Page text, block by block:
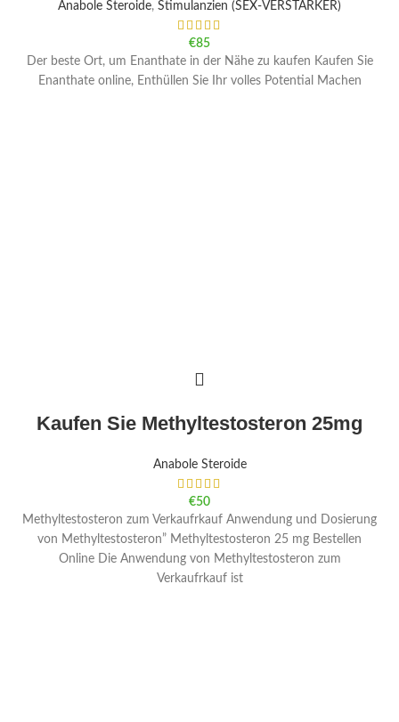
Anabole Steroide, Stimulanzien (SEX-VERSTÄRKER)
€85
Der beste Ort, um Enanthate in der Nähe zu kaufen Kaufen Sie
Enanthate online, Enthüllen Sie Ihr volles Potential Machen
Kaufen Sie Methyltestosteron 25mg
Anabole Steroide
€50
Methyltestosteron zum Verkaufrkauf Anwendung und Dosierung
von Methyltestosteron” Methyltestosteron 25 mg Bestellen
Online Die Anwendung von Methyltestosteron zum
Verkaufrkauf ist